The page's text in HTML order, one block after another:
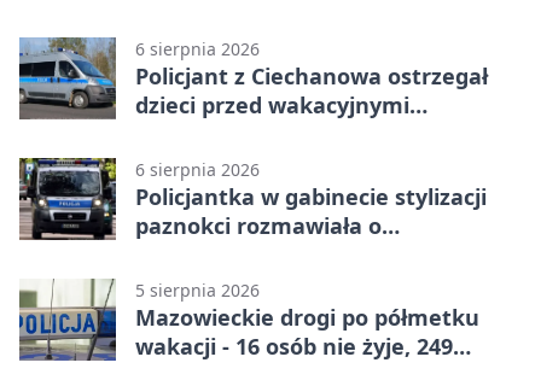
6 sierpnia 2026
Policjant z Ciechanowa ostrzegał
dzieci przed wakacyjnymi
6 sierpnia 2026
Policjantka w gabinecie stylizacji
paznokci rozmawiała o
5 sierpnia 2026
Mazowieckie drogi po półmetku
wakacji - 16 osób nie żyje, 249